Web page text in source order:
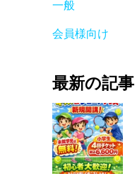
一般
会員様向け
最新の記事